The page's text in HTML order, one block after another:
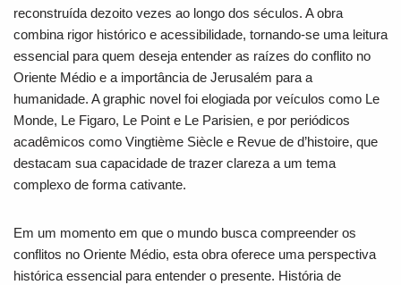
reconstruída dezoito vezes ao longo dos séculos. A obra
combina rigor histórico e acessibilidade, tornando-se uma leitura
essencial para quem deseja entender as raízes do conflito no
Oriente Médio e a importância de Jerusalém para a
humanidade. A graphic novel foi elogiada por veículos como Le
Monde, Le Figaro, Le Point e Le Parisien, e por periódicos
acadêmicos como Vingtième Siècle e Revue de d’histoire, que
destacam sua capacidade de trazer clareza a um tema
complexo de forma cativante.
Em um momento em que o mundo busca compreender os
conflitos no Oriente Médio, esta obra oferece uma perspectiva
histórica essencial para entender o presente. História de